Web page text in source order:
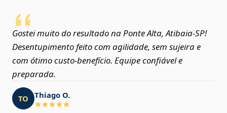
Gostei muito do resultado na Ponte Alta, Atibaia‑SP!
Desentupimento feito com agilidade, sem sujeira e
com ótimo custo-benefício. Equipe confiável e
preparada.
TO Thiago O.